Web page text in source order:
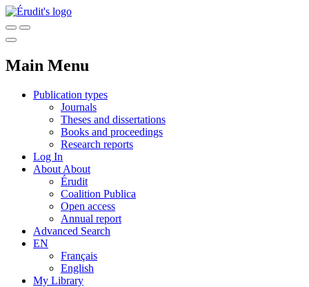
Main Menu
Publication types
Journals
Theses and dissertations
Books and proceedings
Research reports
Log In
About About
Érudit
Coalition Publica
Open access
Annual report
Advanced Search
EN
Français
English
My Library